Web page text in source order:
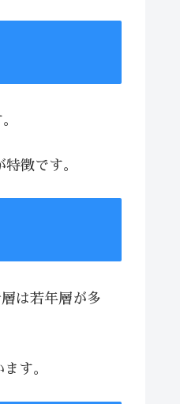
徴です。
は若年層が多
す。